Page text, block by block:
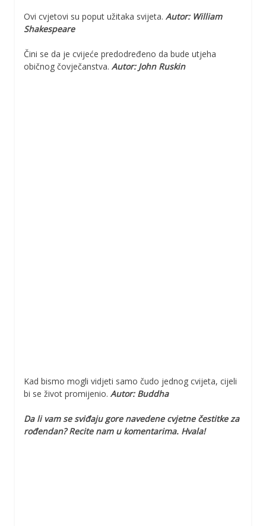
Ovi cvjetovi su poput užitaka svijeta. Autor: William
Shakespeare
Čini se da je cvijeće predodređeno da bude utjeha
običnog čovječanstva. Autor: John Ruskin
Kad bismo mogli vidjeti samo čudo jednog cvijeta, cijeli
bi se život promijenio. Autor: Buddha
Da li vam se sviđaju gore navedene cvjetne čestitke za
rođendan? Recite nam u komentarima. Hvala!